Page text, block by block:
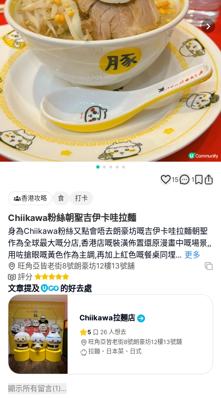
15 1
香港攻略 食 打卡
Chiikawa粉絲朝聖吉伊卡哇拉麵
身為Chiikawa粉絲又點會唔去朗豪坊嘅吉伊卡哇拉麵朝聖
作為全球最大嘅分店,香港店嘅裝潢佈置還原漫畫中嘅場景,,
用咗搶眼嘅黃色作為主調,再加上紅色嘅餐桌同埋... 更多
旺角亞皆老街8號朗豪坊12樓13號舖
評分
文章提及 的好去處
Chiikawa拉麵店
5 26 人想去
旺角亞皆老街8號朗豪坊12樓13號舖
拉麵、日本菜、日式
顯示所有留言(1)...